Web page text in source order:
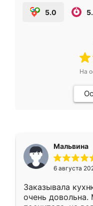
5.0
На
Мальвина
6 августа
Заказывала
очень